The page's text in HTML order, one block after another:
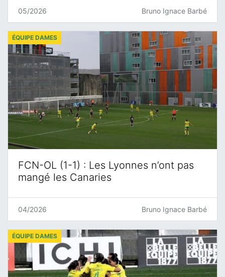
05/2026 Bruno Ignace Barbé
FCN-OL (1-1) : Les Lyonnes n’ont pas
mangé les Canaries
ÉQUIPE DAMES
04/2026 Bruno Ignace Barbé
ÉQUIPE DAMES